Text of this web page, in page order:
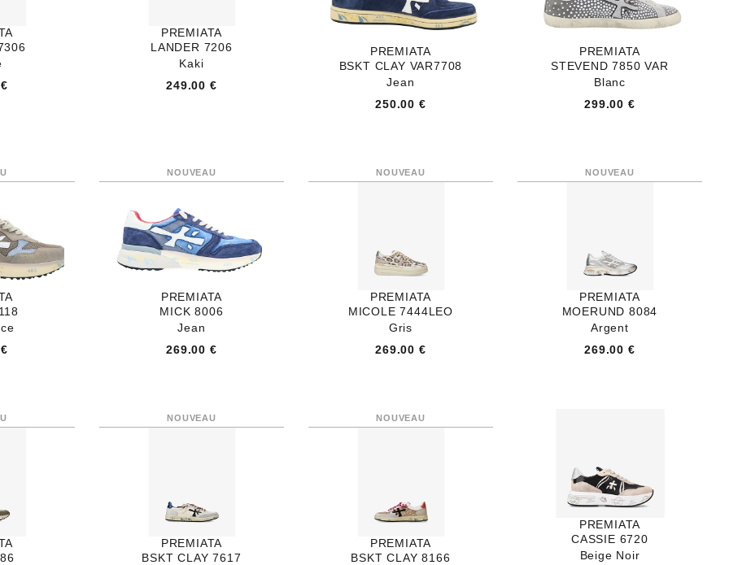
PREMIATA
LANDER 7206
Kaki
249.00 €
PREMIATA
BSKT CLAY VAR7708
Jean
250.00 €
PREMIATA
STEVEND 7850 VAR
Blanc
299.00 €
PREMIATA
MICK 8006
Jean
269.00 €
PREMIATA
MICOLE 7444LEO
Gris
269.00 €
PREMIATA
MOERUND 8084
Argent
269.00 €
PREMIATA
BSKT CLAY 7617
PREMIATA
BSKT CLAY 8166
PREMIATA
CASSIE 6720
Beige Noir